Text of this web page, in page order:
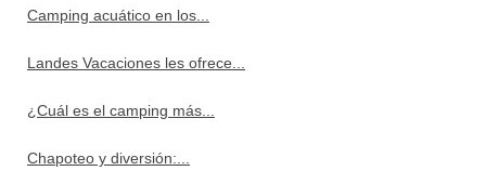
Camping acuático en los...
Landes Vacaciones les ofrece...
¿Cuál es el camping más...
Chapoteo y diversión:...